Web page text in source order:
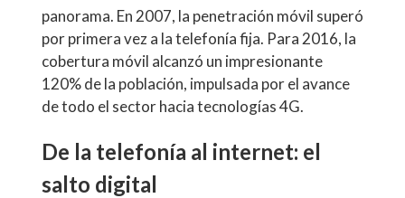
panorama. En 2007, la penetración móvil superó
por primera vez a la telefonía fija. Para 2016, la
cobertura móvil alcanzó un impresionante
120% de la población, impulsada por el avance
de todo el sector hacia tecnologías 4G.
De la telefonía al internet: el
salto digital